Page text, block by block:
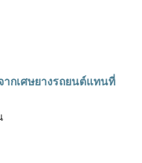
กเศษยางรถยนต์แทนที่